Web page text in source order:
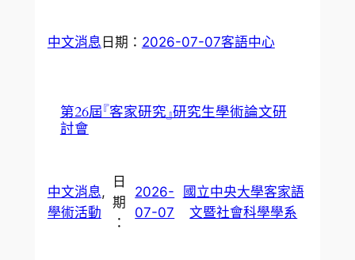
中文消息 日期： 2026-07-07客語中心
第26屆『客家研究』研究生學術論文研
討會
中文消息
學術活動
日
期
：
2026-
07-07
國立中央大學客家語
文暨社會科學學系